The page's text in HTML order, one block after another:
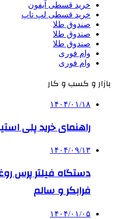
خرید قسطی آیفون
خرید قسطی لپ تاپ
صندوق طلا
صندوق طلا
صندوق طلا
وام فوری
وام فوری
بازار و کسب و کار
۱۴۰۴/۰۱/۱۸
راهنمای خرید پلی
۱۴۰۴/۰۹/۱۳
دستگاه فیلتر پرس
فرابکر و سالم
۱۴۰۴/۰۱/۰۵